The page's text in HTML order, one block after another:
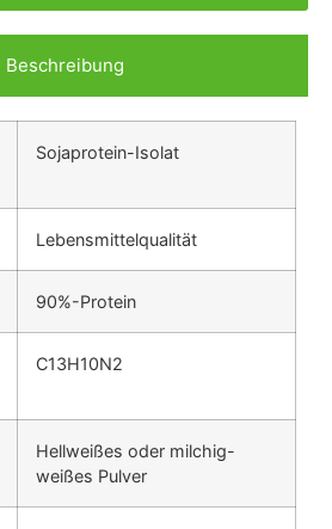
Beschreibung
Sojaprotein-Isolat
Lebensmittelqualität
90%-Protein
C13H10N2
Hellweißes oder milchig-
weißes Pulver